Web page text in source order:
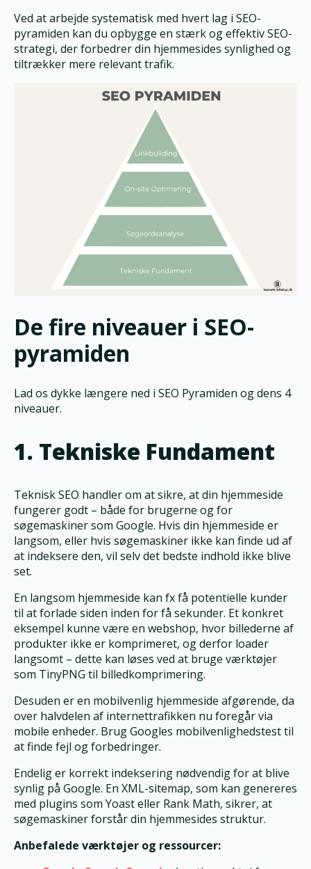
Ved at arbejde systematisk med hvert lag i SEO-
pyramiden kan du opbygge en stærk og effektiv SEO-
strategi, der forbedrer din hjemmesides synlighed og
tiltrækker mere relevant trafik.
De fire niveauer i SEO-
pyramiden
Lad os dykke længere ned i SEO Pyramiden og dens 4
niveauer.
1. Tekniske Fundament
Teknisk SEO handler om at sikre, at din hjemmeside
fungerer godt – både for brugerne og for
søgemaskiner som Google. Hvis din hjemmeside er
langsom, eller hvis søgemaskiner ikke kan finde ud af
at indeksere den, vil selv det bedste indhold ikke blive
set.
En langsom hjemmeside kan fx få potentielle kunder
til at forlade siden inden for få sekunder. Et konkret
eksempel kunne være en webshop, hvor billederne af
produkter ikke er komprimeret, og derfor loader
langsomt – dette kan løses ved at bruge værktøjer
som TinyPNG til billedkomprimering.
Desuden er en mobilvenlig hjemmeside afgørende, da
over halvdelen af internettrafikken nu foregår via
mobile enheder. Brug Googles mobilvenlighedstest til
at finde fejl og forbedringer.
Endelig er korrekt indeksering nødvendig for at blive
synlig på Google. En XML-sitemap, som kan genereres
med plugins som Yoast eller Rank Math, sikrer, at
søgemaskiner forstår din hjemmesides struktur.
Anbefalede værktøjer og ressourcer: